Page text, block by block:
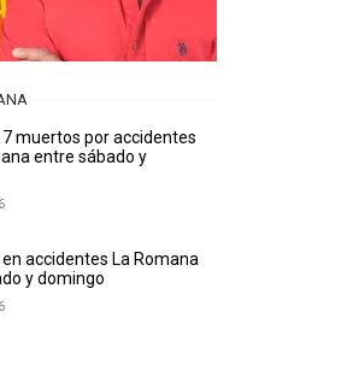
7 muertos por accidentes
entre sábado y
accidentes La Romana
y domingo